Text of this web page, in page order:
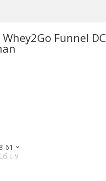
Funnel DC
61
с 9